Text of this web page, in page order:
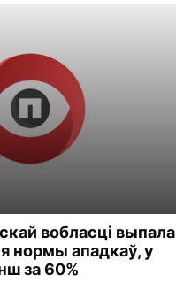
вобласці выпала
нормы ападкаў, у
за 60%